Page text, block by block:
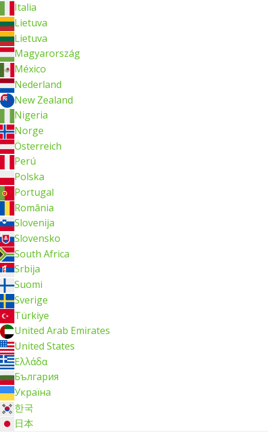
Italia
Lietuva
Lietuva
Magyarország
México
Nederland
New Zealand
Nigeria
Norge
Österreich
Perú
Polska
Portugal
România
Slovenija
Slovensko
South Africa
Srbija
Suomi
Sverige
Türkiye
United Arab Emirates
United States
Ελλάδα
България
Україна
한국
日本